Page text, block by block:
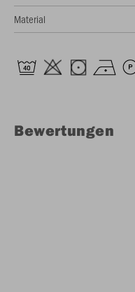
Material
Bewertungen